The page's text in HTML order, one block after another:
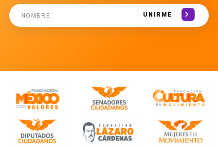
UNIRME